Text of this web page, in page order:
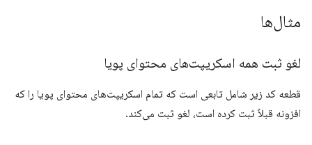
مثال‌ها
لغو ثبت همه اسکریپت‌های محتوای پویا
قطعه کد زیر شامل تابعی است که تمام اسکریپت‌های محتوای پویا را که
افزونه قبلاً ثبت کرده است، لغو ثبت می‌کند.